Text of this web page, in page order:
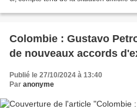
Colombie : Gustavo
de nouveaux accords
Publié le 27/10/2024 à 13:40
Par anonyme